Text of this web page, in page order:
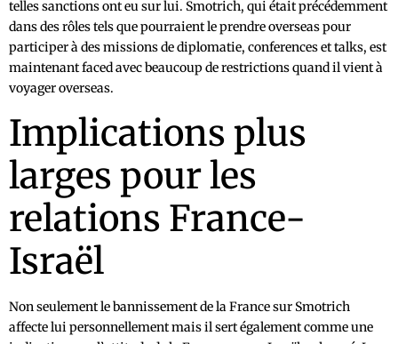
telles sanctions ont eu sur lui. Smotrich, qui était précédemment
dans des rôles tels que pourraient le prendre overseas pour
participer à des missions de diplomatie, conferences et talks, est
maintenant faced avec beaucoup de restrictions quand il vient à
voyager overseas.
Implications plus
larges pour les
relations France-
Israël
Non seulement le bannissement de la France sur Smotrich
affecte lui personnellement mais il sert également comme une